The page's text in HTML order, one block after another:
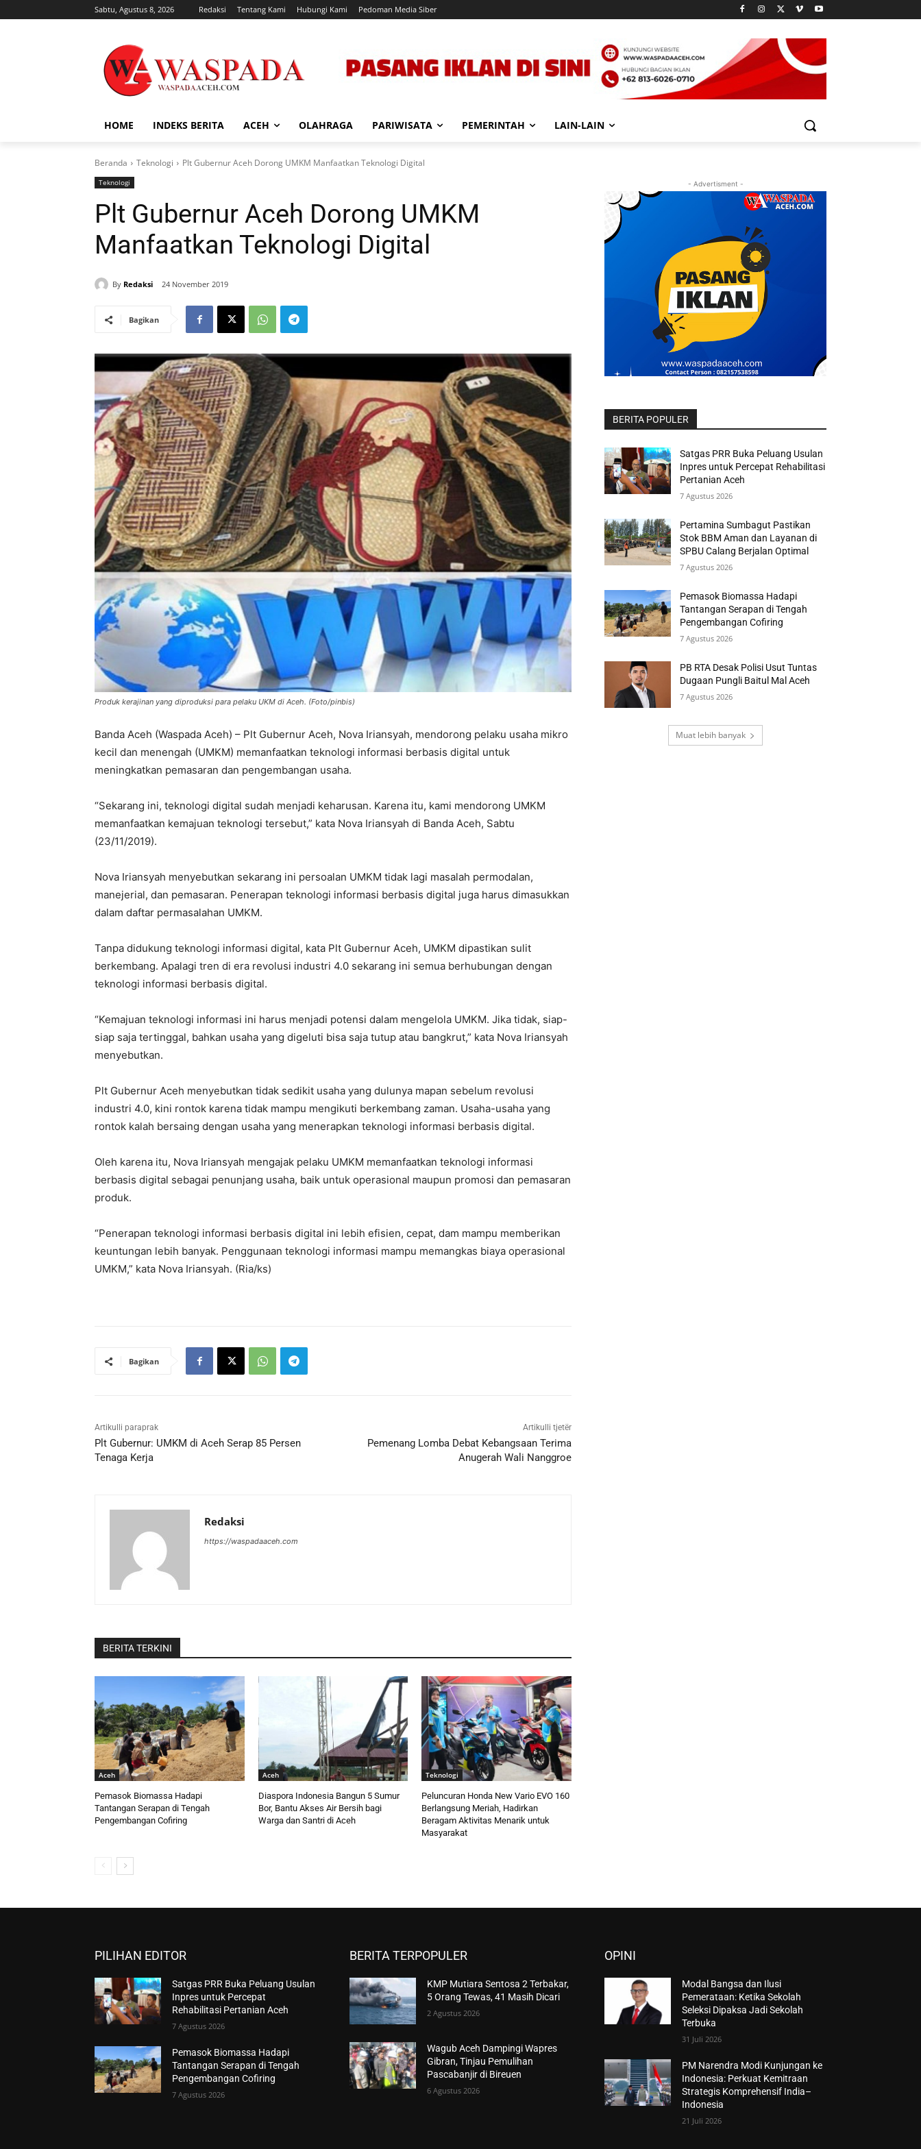
Sabtu, Agustus 8, 2026 Redaksi Tentang Kami Hubungi Kami Pedoman Media Siber
HOME INDEKS BERITA ACEH OLAHRAGA PARIWISATA PEMERINTAH LAIN-LAIN
Beranda Teknologi Plt Gubernur Aceh Dorong UMKM Manfaatkan Teknologi Digital
Teknologi
Plt Gubernur Aceh Dorong UMKM
Manfaatkan Teknologi Digital
By Redaksi 24 November 2019
Bagikan
Produk kerajinan yang diproduksi para pelaku UKM di Aceh. (Foto/pinbis)
Banda Aceh (Waspada Aceh) – Plt Gubernur Aceh, Nova Iriansyah, mendorong pelaku usaha mikro
kecil dan menengah (UMKM) memanfaatkan teknologi informasi berbasis digital untuk
meningkatkan pemasaran dan pengembangan usaha.
“Sekarang ini, teknologi digital sudah menjadi keharusan. Karena itu, kami mendorong UMKM
memanfaatkan kemajuan teknologi tersebut,” kata Nova Iriansyah di Banda Aceh, Sabtu
(23/11/2019).
Nova Iriansyah menyebutkan sekarang ini persoalan UMKM tidak lagi masalah permodalan,
manejerial, dan pemasaran. Penerapan teknologi informasi berbasis digital juga harus dimasukkan
dalam daftar permasalahan UMKM.
Tanpa didukung teknologi informasi digital, kata Plt Gubernur Aceh, UMKM dipastikan sulit
berkembang. Apalagi tren di era revolusi industri 4.0 sekarang ini semua berhubungan dengan
teknologi informasi berbasis digital.
“Kemajuan teknologi informasi ini harus menjadi potensi dalam mengelola UMKM. Jika tidak, siap-
siap saja tertinggal, bahkan usaha yang digeluti bisa saja tutup atau bangkrut,” kata Nova Iriansyah
menyebutkan.
Plt Gubernur Aceh menyebutkan tidak sedikit usaha yang dulunya mapan sebelum revolusi
industri 4.0, kini rontok karena tidak mampu mengikuti berkembang zaman. Usaha-usaha yang
rontok kalah bersaing dengan usaha yang menerapkan teknologi informasi berbasis digital.
Oleh karena itu, Nova Iriansyah mengajak pelaku UMKM memanfaatkan teknologi informasi
berbasis digital sebagai penunjang usaha, baik untuk operasional maupun promosi dan pemasaran
produk.
“Penerapan teknologi informasi berbasis digital ini lebih efisien, cepat, dam mampu memberikan
keuntungan lebih banyak. Penggunaan teknologi informasi mampu memangkas biaya operasional
UMKM,” kata Nova Iriansyah. (Ria/ks)
Bagikan
Artikulli paraprak
Plt Gubernur: UMKM di Aceh Serap 85 Persen
Tenaga Kerja
Artikulli tjetër
Pemenang Lomba Debat Kebangsaan Terima
Anugerah Wali Nanggroe
Redaksi
https://waspadaaceh.com
BERITA TERKINI
Aceh
Pemasok Biomassa Hadapi
Tantangan Serapan di Tengah
Pengembangan Cofiring
Aceh
Diaspora Indonesia Bangun 5 Sumur
Bor, Bantu Akses Air Bersih bagi
Warga dan Santri di Aceh
Teknologi
Peluncuran Honda New Vario EVO 160
Berlangsung Meriah, Hadirkan
Beragam Aktivitas Menarik untuk
Masyarakat
- Advertisment -
BERITA POPULER
Satgas PRR Buka Peluang Usulan
Inpres untuk Percepat Rehabilitasi
Pertanian Aceh
7 Agustus 2026
Pertamina Sumbagut Pastikan
Stok BBM Aman dan Layanan di
SPBU Calang Berjalan Optimal
7 Agustus 2026
Pemasok Biomassa Hadapi
Tantangan Serapan di Tengah
Pengembangan Cofiring
7 Agustus 2026
PB RTA Desak Polisi Usut Tuntas
Dugaan Pungli Baitul Mal Aceh
7 Agustus 2026
Muat lebih banyak
PILIHAN EDITOR
Satgas PRR Buka Peluang Usulan
Inpres untuk Percepat
Rehabilitasi Pertanian Aceh
7 Agustus 2026
Pemasok Biomassa Hadapi
Tantangan Serapan di Tengah
Pengembangan Cofiring
7 Agustus 2026
BERITA TERPOPULER
KMP Mutiara Sentosa 2 Terbakar,
5 Orang Tewas, 41 Masih Dicari
2 Agustus 2026
Wagub Aceh Dampingi Wapres
Gibran, Tinjau Pemulihan
Pascabanjir di Bireuen
6 Agustus 2026
OPINI
Modal Bangsa dan Ilusi
Pemerataan: Ketika Sekolah
Seleksi Dipaksa Jadi Sekolah
Terbuka
31 Juli 2026
PM Narendra Modi Kunjungan ke
Indonesia: Perkuat Kemitraan
Strategis Komprehensif India–
Indonesia
21 Juli 2026